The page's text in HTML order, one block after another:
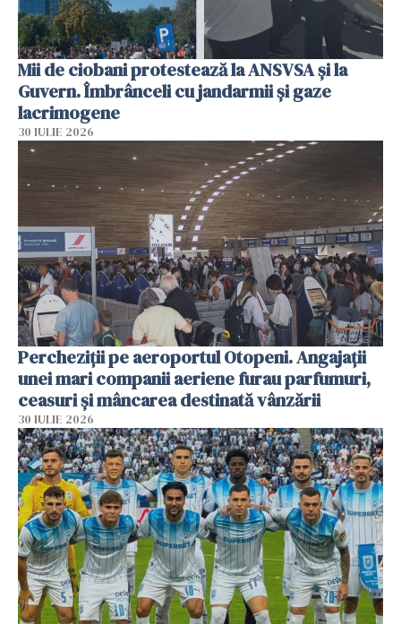
Mii de ciobani protestează la ANSVSA și la
Guvern. Îmbrânceli cu jandarmii și gaze
lacrimogene
30 IULIE 2026
Percheziții pe aeroportul Otopeni. Angajații
unei mari companii aeriene furau parfumuri,
ceasuri și mâncarea destinată vânzării
30 IULIE 2026